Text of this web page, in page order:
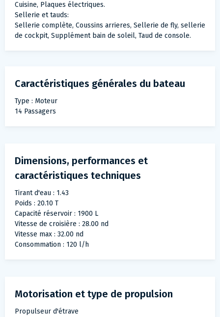
Cuisine, Plaques électriques.
Sellerie et tauds:
Sellerie complète, Coussins arrieres, Sellerie de fly, sellerie
de cockpit, Supplément bain de soleil, Taud de console.
Caractéristiques générales du bateau
Type : Moteur
14 Passagers
Dimensions, performances et
caractéristiques techniques
Tirant d'eau : 1.43
Poids : 20.10 T
Capacité réservoir : 1900 L
Vitesse de croisière : 28.00 nd
Vitesse max : 32.00 nd
Consommation : 120 l/h
Motorisation et type de propulsion
Propulseur d'étrave